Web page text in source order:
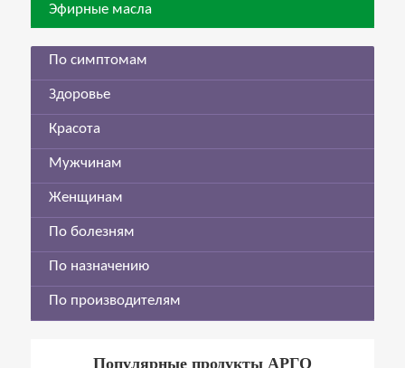
Эфирные масла
По симптомам
Здоровье
Красота
Мужчинам
Женщинам
По болезням
По назначению
По производителям
Популярные продукты АРГО